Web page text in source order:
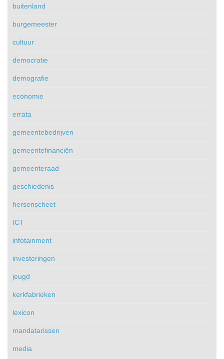
buitenland
burgemeester
cultuur
democratie
demografie
economie
errata
gemeentebedrijven
gemeentefinanciën
gemeenteraad
geschiedenis
hersenscheet
ICT
infotainment
investeringen
jeugd
kerkfabrieken
lexicon
mandatarissen
media